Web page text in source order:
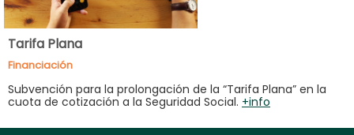
Tarifa Plana
Financiación
Subvención para la prolongación de la “Tarifa Plana” en la
cuota de cotización a la Seguridad Social. +info